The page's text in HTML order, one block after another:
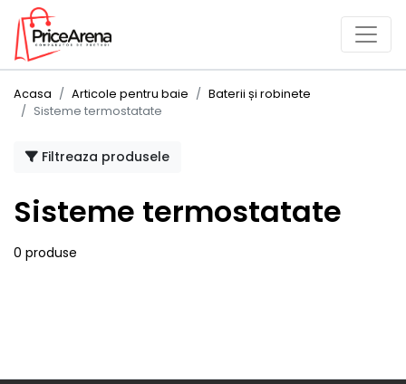
Acasa Articole pentru baie
Baterii și robinete
Sisteme termostatate
Filtreaza produsele
Sisteme termostatate
0 produse